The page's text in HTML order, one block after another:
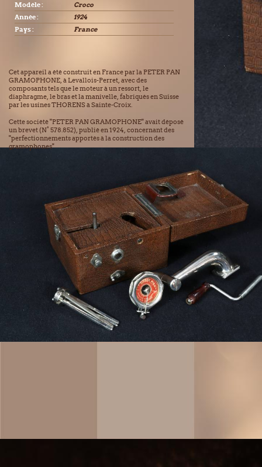
Modèle :
Croco
Année :
1924
Pays :
France
Cet appareil a été construit en France par la PETER PAN
GRAMOPHONE, à Levallois-Perret, avec des
composants tels que le moteur à un ressort, le
diaphragme, le bras et la manivelle, fabriqués en Suisse
par les usines THORENS à Sainte-Croix.
Cette société "PETER PAN GRAMOPHONE" avait déposé
un brevet (N° 578.852), publié en 1924, concernant des
"perfectionnements apportés à la construction des
gramophones"